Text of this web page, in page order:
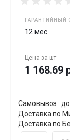
ГАРАНТИЙНЫЙ
12 мес.
Цена за шт
1 168.69
Самовывоз :
Доставка по
Доставка по